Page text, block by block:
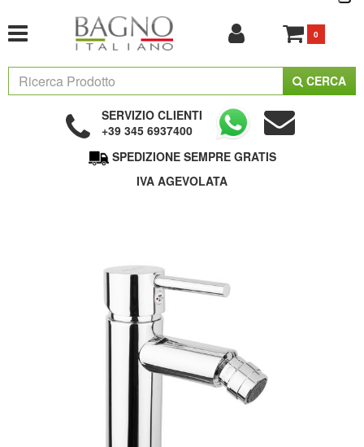
0
CERCA
SERVIZIO CLIENTI
+39 345 6937400
SPEDIZIONE SEMPRE GRATIS
IVA AGEVOLATA